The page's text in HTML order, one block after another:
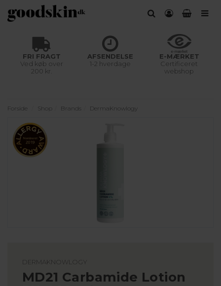
FRI FRAGT
Ved køb over
200 kr.
AFSENDELSE
1-2 hverdage
E-MÆRKET
Certificeret
webshop
Forside Shop Brands DermaKnowlogy
DERMAKNOWLOGY
MD21 Carbamide Lotion